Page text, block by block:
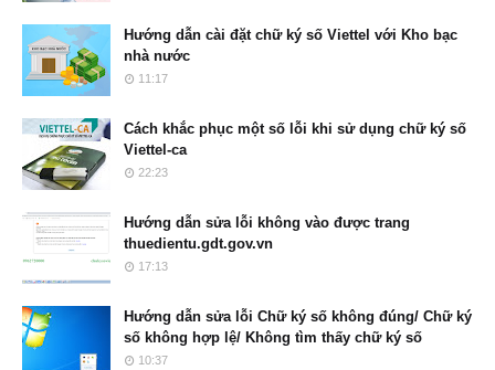
Hướng dẫn cài đặt chữ ký số Viettel với Kho bạc
nhà nước
11:17
Cách khắc phục một số lỗi khi sử dụng chữ ký số
Viettel-ca
22:23
Hướng dẫn sửa lỗi không vào được trang
thuedientu.gdt.gov.vn
17:13
Hướng dẫn sửa lỗi Chữ ký số không đúng/ Chữ ký
số không hợp lệ/ Không tìm thấy chữ ký số
10:37